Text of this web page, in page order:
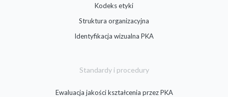
Kodeks etyki
Struktura organizacyjna
Identyfikacja wizualna PKA
Standardy i procedury
Ewaluacja jakości kształcenia przez PKA